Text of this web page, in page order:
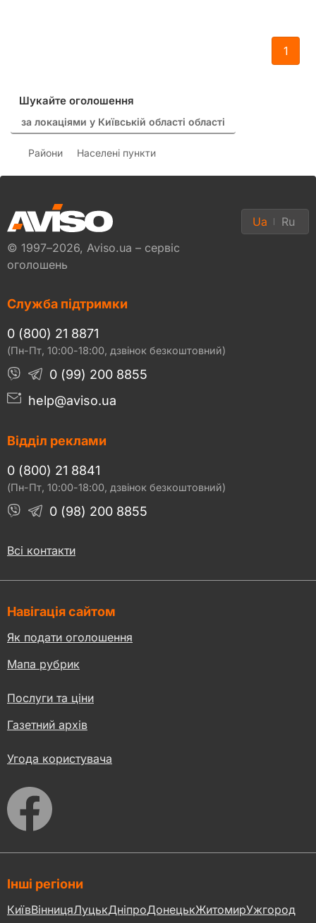
1
Шукайте оголошення
за локаціями у Київській області області
Райони Населені пункти
© 1997–2026, Aviso.ua – сервіс
оголошень
Ua Ru
Служба підтримки
0 (800) 21 8871
(Пн-Пт, 10:00-18:00, дзвінок безкоштовний)
0 (99) 200 8855
help@aviso.ua
Відділ реклами
0 (800) 21 8841
(Пн-Пт, 10:00-18:00, дзвінок безкоштовний)
0 (98) 200 8855
Всі контакти
Навігація сайтом
Як подати оголошення
Мапа рубрик
Послуги та ціни
Газетний архів
Угода користувача
Інші регіони
КиївВінницяЛуцькДніпроДонецькЖитомирУжгород